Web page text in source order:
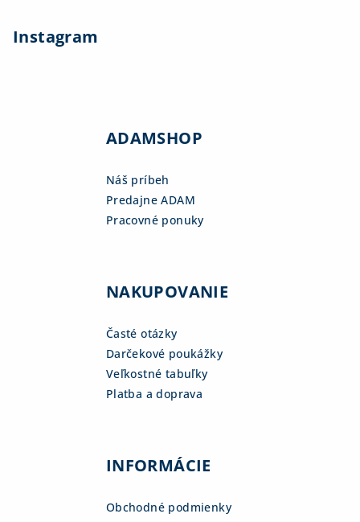
Instagram
ADAMSHOP
Náš príbeh
Predajne ADAM
Pracovné ponuky
NAKUPOVANIE
Časté otázky
Darčekové poukážky
Veľkostné tabuľky
Platba a doprava
INFORMÁCIE
Obchodné podmienky